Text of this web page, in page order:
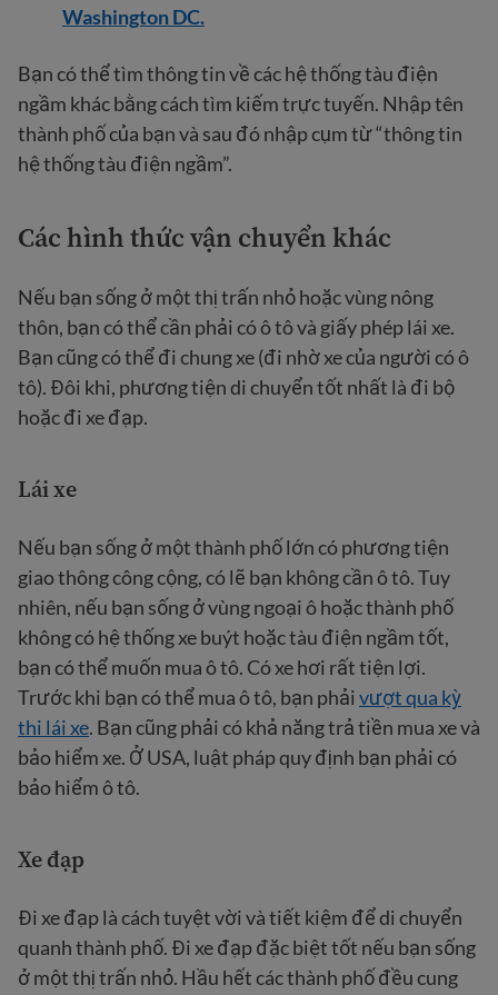
Washington DC.
Bạn có thể tìm thông tin về các hệ thống tàu điện
ngầm khác bằng cách tìm kiếm trực tuyến. Nhập tên
thành phố của bạn và sau đó nhập cụm từ “thông tin
hệ thống tàu điện ngầm”.
Các hình thức vận chuyển khác
Nếu bạn sống ở một thị trấn nhỏ hoặc vùng nông
thôn, bạn có thể cần phải có ô tô và giấy phép lái xe.
Bạn cũng có thể đi chung xe (đi nhờ xe của người có ô
tô). Đôi khi, phương tiện di chuyển tốt nhất là đi bộ
hoặc đi xe đạp.
Lái xe
Nếu bạn sống ở một thành phố lớn có phương tiện
giao thông công cộng, có lẽ bạn không cần ô tô. Tuy
nhiên, nếu bạn sống ở vùng ngoại ô hoặc thành phố
không có hệ thống xe buýt hoặc tàu điện ngầm tốt,
bạn có thể muốn mua ô tô. Có xe hơi rất tiện lợi.
Trước khi bạn có thể mua ô tô, bạn phảivượt qua kỳ
thi lái xe. Bạn cũng phải có khả năng trả tiền mua xe và
bảo hiểm xe. Ở USA, luật pháp quy định bạn phải có
bảo hiểm ô tô.
Xe đạp
Đi xe đạp là cách tuyệt vời và tiết kiệm để di chuyển
quanh thành phố. Đi xe đạp đặc biệt tốt nếu bạn sống
ở một thị trấn nhỏ. Hầu hết các thành phố đều cung